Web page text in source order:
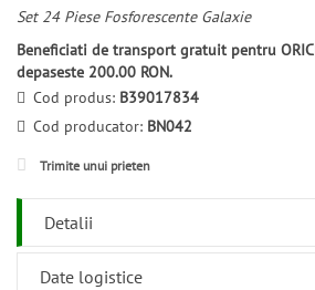
Set 24 Piese Fosforescente Galaxie
Beneficiati de transport gratuit pentru
depaseste 200.00 RON.
Cod produs: B39017834
Cod producator: BN042
Trimite unui prieten
Detalii
Date logistice